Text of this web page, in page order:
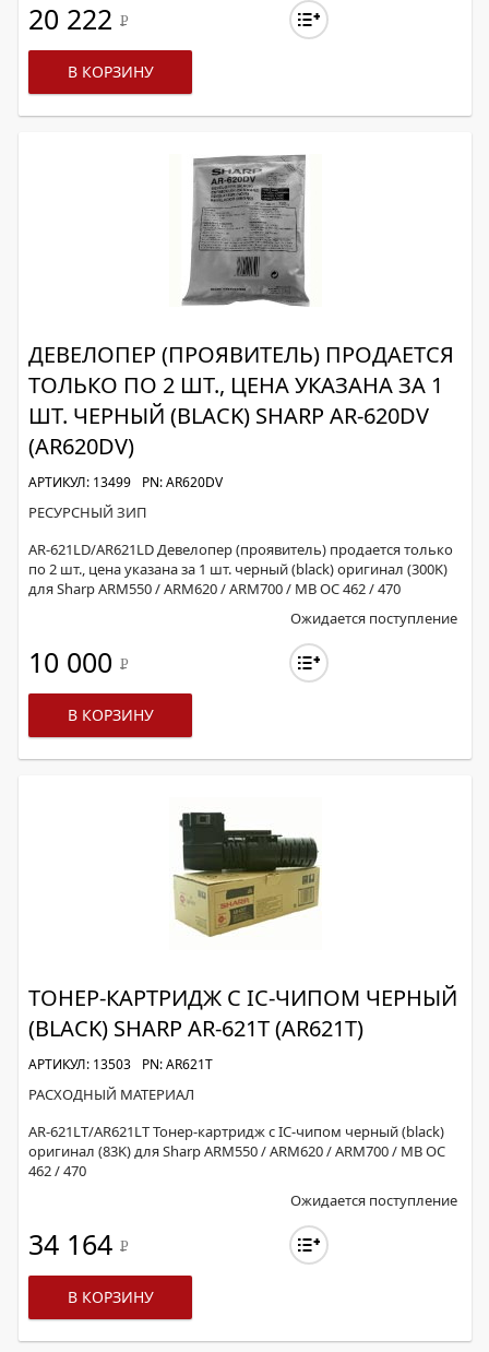
20 222 Р
В КОРЗИНУ
ДЕВЕЛОПЕР (ПРОЯВИТЕЛЬ) ПРОДАЕТСЯ
ТОЛЬКО ПО 2 ШТ., ЦЕНА УКАЗАНА ЗА 1
ШТ. ЧЕРНЫЙ (BLACK) SHARP AR-620DV
(AR620DV)
АРТИКУЛ: 13499 PN: AR620DV
РЕСУРСНЫЙ ЗИП
AR-621LD/AR621LD Девелопер (проявитель) продается только
по 2 шт., цена указана за 1 шт. черный (black) оригинал (300K)
для Sharp ARM550 / ARM620 / ARM700 / MB OC 462 / 470
Ожидается поступление
10 000 Р
В КОРЗИНУ
ТОНЕР-КАРТРИДЖ С IC-ЧИПОМ ЧЕРНЫЙ
(BLACK) SHARP AR-621T (AR621T)
АРТИКУЛ: 13503 PN: AR621T
РАСХОДНЫЙ МАТЕРИАЛ
AR-621LT/AR621LT Тонер-картридж с IC-чипом черный (black)
оригинал (83K) для Sharp ARM550 / ARM620 / ARM700 / MB OC
462 / 470
Ожидается поступление
34 164 Р
В КОРЗИНУ